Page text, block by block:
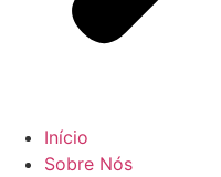
Início
Sobre Nós